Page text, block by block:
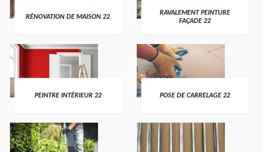
RÉNOVATION DE MAISON 22
RAVALEMENT PEINTURE
FAÇADE 22
PEINTRE INTÉRIEUR 22 POSE DE CARRELAGE 22